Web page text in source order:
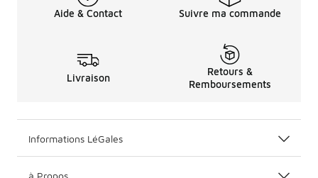
Aide & Contact Suivre ma commande
Livraison
Retours &
Remboursements
Informations LéGales
à Propos